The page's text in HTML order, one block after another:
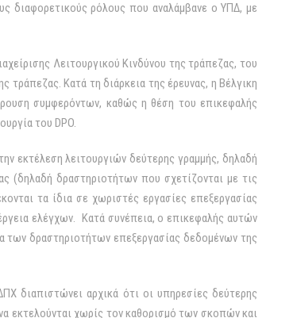
διαφορετικούς ρόλους που αναλάμβανε ο ΥΠΔ, με
Λειτουργικού Κινδύνου της τράπεζας, του
Κατά τη διάρκεια της έρευνας, η Βέλγικη
συμφερόντων, καθώς η θέση του επικεφαλής
του DPO.
εκτέλεση λειτουργιών δεύτερης γραμμής, δηλαδή
(δηλαδή δραστηριοτήτων που σχετίζονται με τις
τα ίδια σε χωριστές εργασίες επεξεργασίας
ελέγχων. Κατά συνέπεια, ο επικεφαλής αυτών
δραστηριοτήτων επεξεργασίας δεδομένων της
διαπιστώνει αρχικά ότι οι υπηρεσίες δεύτερης
εκτελούνται χωρίς τον καθορισμό των σκοπών και